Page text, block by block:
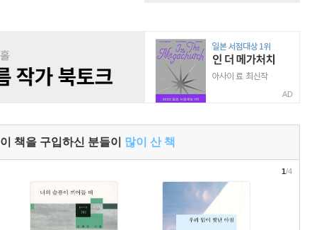
AD
이 책을 구입하신 분들이 많이 산 책
1/4